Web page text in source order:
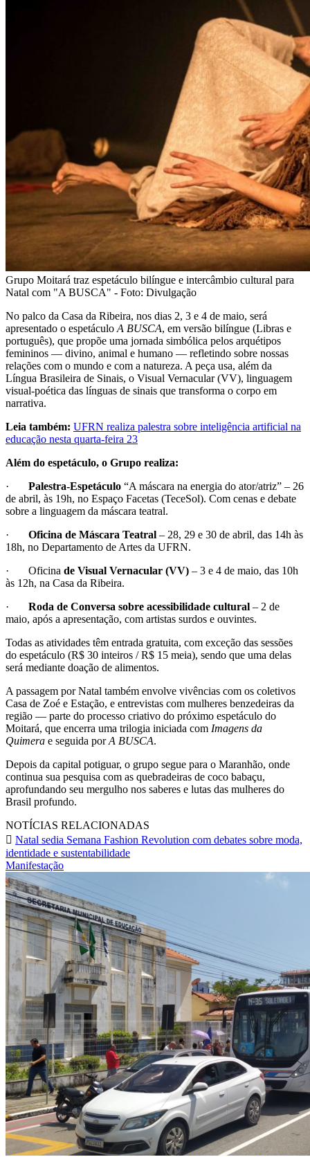
Grupo Moitará traz espetáculo bilíngue e intercâmbio cultural para
Natal com "A BUSCA" - Foto: Divulgação
No palco da Casa da Ribeira, nos dias 2, 3 e 4 de maio, será
apresentado o espetáculo A BUSCA, em versão bilíngue (Libras e
português), que propõe uma jornada simbólica pelos arquétipos
femininos — divino, animal e humano — refletindo sobre nossas
relações com o mundo e com a natureza. A peça usa, além da
Língua Brasileira de Sinais, o Visual Vernacular (VV), linguagem
visual-poética das línguas de sinais que transforma o corpo em
narrativa.
Leia também: UFRN realiza palestra sobre inteligência artificial na
educação nesta quarta-feira 23
Além do espetáculo, o Grupo realiza:
· Palestra-Espetáculo “A máscara na energia do ator/atriz” – 26
de abril, às 19h, no Espaço Facetas (TeceSol). Com cenas e debate
sobre a linguagem da máscara teatral.
· Oficina de Máscara Teatral – 28, 29 e 30 de abril, das 14h às
18h, no Departamento de Artes da UFRN.
· Oficina de Visual Vernacular (VV) – 3 e 4 de maio, das 10h
às 12h, na Casa da Ribeira.
· Roda de Conversa sobre acessibilidade cultural – 2 de
maio, após a apresentação, com artistas surdos e ouvintes.
Todas as atividades têm entrada gratuita, com exceção das sessões
do espetáculo (R$ 30 inteiros / R$ 15 meia), sendo que uma delas
será mediante doação de alimentos.
A passagem por Natal também envolve vivências com os coletivos
Casa de Zoé e Estação, e entrevistas com mulheres benzedeiras da
região — parte do processo criativo do próximo espetáculo do
Moitará, que encerra uma trilogia iniciada com Imagens da
Quimera e seguida porA BUSCA.
Depois da capital potiguar, o grupo segue para o Maranhão, onde
continua sua pesquisa com as quebradeiras de coco babaçu,
aprofundando seu mergulho nos saberes e lutas das mulheres do
Brasil profundo.
NOTÍCIAS RELACIONADAS
Natal sedia Semana Fashion Revolution com debates sobre moda,
identidade e sustentabilidade
Manifestação